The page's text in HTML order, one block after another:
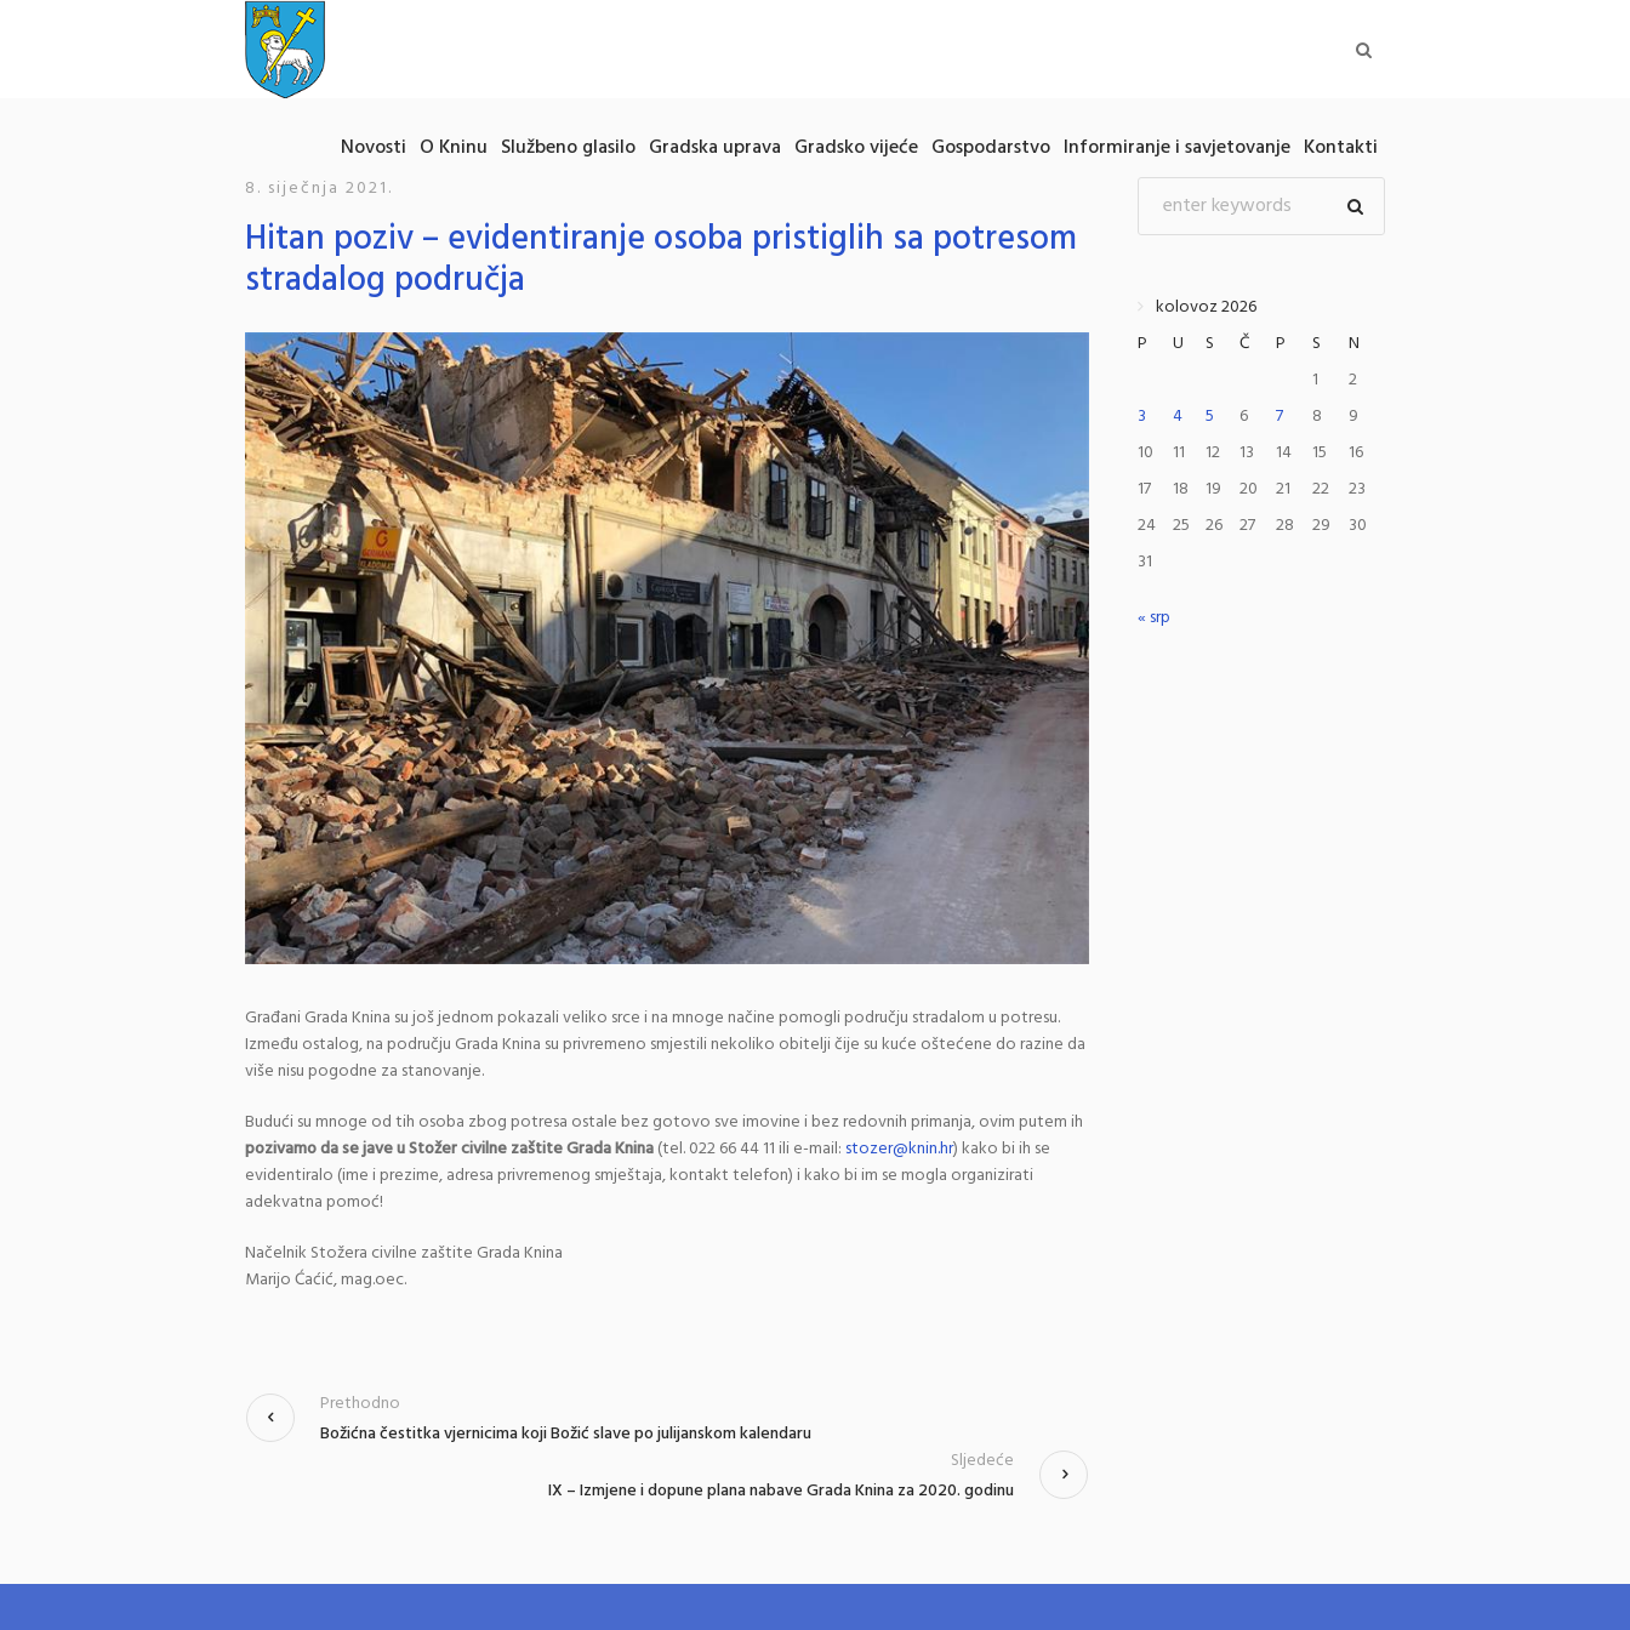
Novosti O Kninu Službeno glasilo Gradska uprava Gradsko vijeće Gospodarstvo Informiranje i savjetovanje Kontakti
8. siječnja 2021.
Hitan poziv – evidentiranje osoba pristiglih sa potresom
stradalog područja
Građani Grada Knina su još jednom pokazali veliko srce i na mnoge načine pomogli području stradalom u potresu.
Između ostalog, na području Grada Knina su privremeno smjestili nekoliko obitelji čije su kuće oštećene do razine da
više nisu pogodne za stanovanje.
Budući su mnoge od tih osoba zbog potresa ostale bez gotovo sve imovine i bez redovnih primanja, ovim putem ih
pozivamo da se jave u Stožer civilne zaštite Grada Knina(tel. 022 66 44 11 ili e-mail: stozer@knin.hr) kako bi ih se
evidentiralo (ime i prezime, adresa privremenog smještaja, kontakt telefon) i kako bi im se mogla organizirati
adekvatna pomoć!
Načelnik Stožera civilne zaštite Grada Knina
Marijo Ćaćić, mag.oec.
Božićna čestitka vjernicima koji Božić slave po julijanskom kalendaru
Prethodno
IX – Izmjene i dopune plana nabave Grada Knina za 2020. godinu
Sljedeće
kolovoz 2026
P
U S Č P S
N
1
2
3
4 5 6 7 8
9
10
11 12 13 14 15
16
17
18 19 20 21 22
23
24
25 26 27 28 29
30
31
« srp